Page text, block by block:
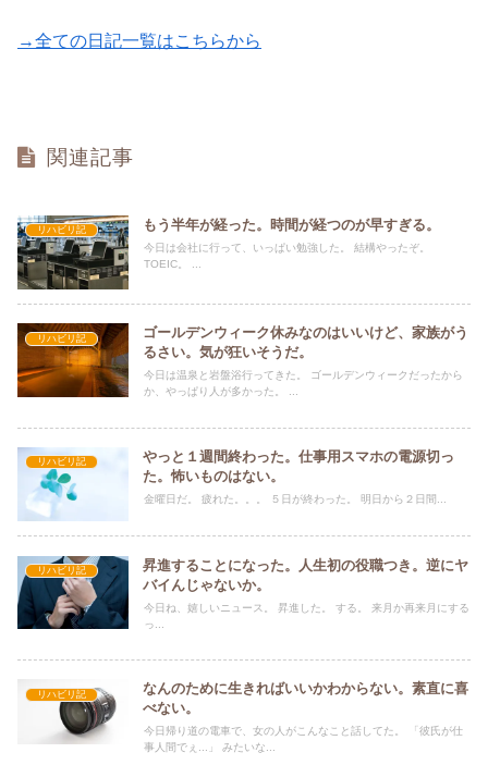
→全ての日記一覧はこちらから
関連記事
リハビリ記 もう半年が経った。時間が経つのが早すぎる。
今日は会社に行って、いっぱい勉強した。 結構やったぞ。
TOEIC。 ...
リハビリ記
ゴールデンウィーク休みなのはいいけど、家族がう
るさい。気が狂いそうだ。
今日は温泉と岩盤浴行ってきた。 ゴールデンウィークだったから
か、やっぱり人が多かった。 ...
リハビリ記
やっと１週間終わった。仕事用スマホの電源切っ
た。怖いものはない。
金曜日だ。 疲れた。。。 ５日が終わった。 明日から２日間...
リハビリ記
昇進することになった。人生初の役職つき。逆にヤ
バイんじゃないか。
今日ね、嬉しいニュース。 昇進した。 する。 来月か再来月にする
っ...
リハビリ記
なんのために生きればいいかわからない。素直に喜
べない。
今日帰り道の電車で、女の人がこんなこと話してた。 「彼氏が仕
事人間でぇ...」 みたいな...